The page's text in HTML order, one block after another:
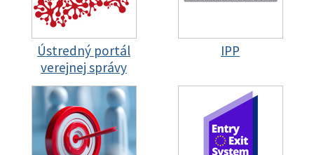
Ústredný portál
verejnej správy
IPP